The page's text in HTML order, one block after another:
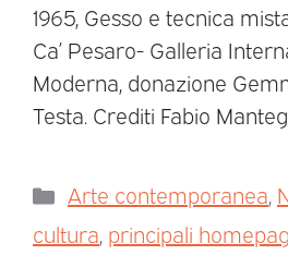
1965, Gesso e tecnica
Ca’ Pesaro- Galleria
Moderna, donazione
Testa. Crediti Fabio
Arte contemporanea
cultura principali